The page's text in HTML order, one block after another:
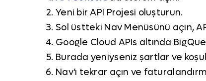
Yeni bir API Projesi oluşturun.
Sol üstteki Nav Menüsünü açın,
Google Cloud APIs altında
Burada yeniyseniz şartlar ve
Nav’ı tekrar açın ve